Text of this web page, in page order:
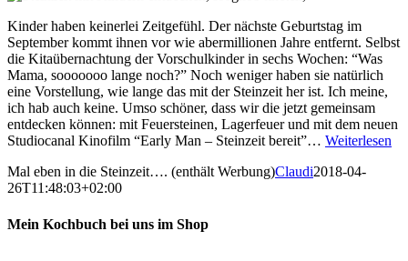
Kinder haben keinerlei Zeitgefühl. Der nächste Geburtstag im
September kommt ihnen vor wie abermillionen Jahre entfernt. Selbst
die Kitaübernachtung der Vorschulkinder in sechs Wochen: “Was
Mama, sooooooo lange noch?” Noch weniger haben sie natürlich
eine Vorstellung, wie lange das mit der Steinzeit her ist. Ich meine,
ich hab auch keine. Umso schöner, dass wir die jetzt gemeinsam
entdecken können: mit Feuersteinen, Lagerfeuer und mit dem neuen
Studiocanal Kinofilm “Early Man – Steinzeit bereit”… Weiterlesen
Mal eben in die Steinzeit…. (enthält Werbung)Claudi2018-04-
26T11:48:03+02:00
Mein Kochbuch bei uns im Shop